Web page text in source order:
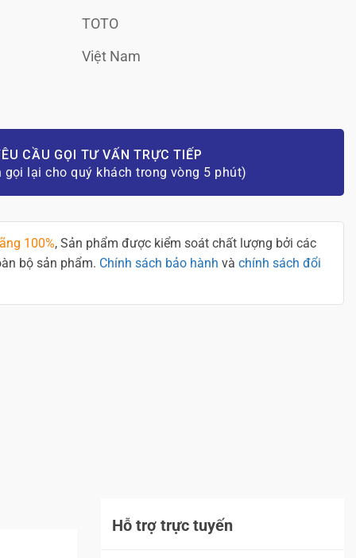
TOTO
Việt Nam
CẦU GỌI TƯ VẤN TRỰC TIẾP
gọi lại cho quý khách trong vòng 5 phút)
100%, Sản phẩm được kiểm soát chất lượng bởi các
bộ sản phẩm. Chính sách bảo hành và chính sách đổi
Hỗ trợ trực tuyến